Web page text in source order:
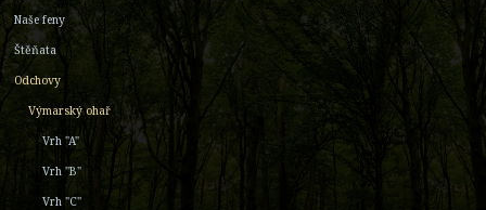
Naše feny
Štěňata
Odchovy
Výmarský ohař
Vrh "A"
Vrh "B"
Vrh "C"